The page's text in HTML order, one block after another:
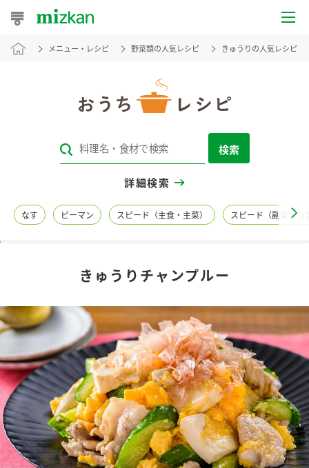
おうちレシピ
レシピカテゴリ一覧
レシピ名特集
商品情報
商品カテゴリ
酢 調味酢
お酢ドリンク ぽん酢
新商品一覧
キャンペーン情報
ブランド・スペシャルサイト
ブランド・スペシャルサイト トップ
メニュー・レシピ 野菜類の人気レシピ きゅうりの人気レシピ
検索
詳細検索
なす ピーマン スピード（主食・主菜） スピード（副菜・つ
きゅうりチャンプルー